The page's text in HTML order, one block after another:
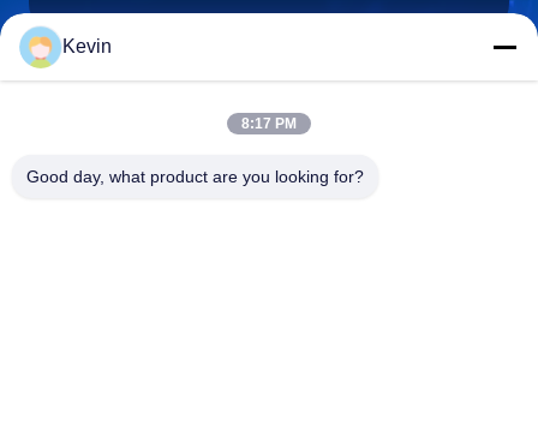
info@seethrulcd.com
Kevin
8:17 PM
Good day, what product are you looking for?